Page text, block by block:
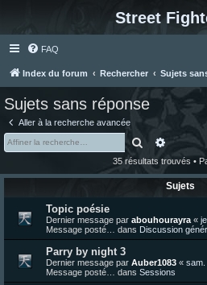
Street
FAQ
Index du forum Rechercher Sujets
Sujets sans réponse
Aller à la recherche avancée
Rechercher
35 résultats trouvés •
Sujets
Topic poésie
Dernier message par abouhourayra «
Message posté… dans Discussion
Parry by night 3
Dernier message par Auber1083 « sam.
Message posté… dans Sessions